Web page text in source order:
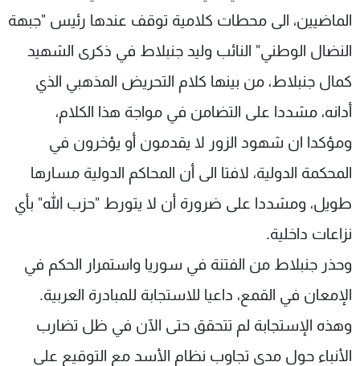
الماضيين، الى محطات كلامية توقف عندها رئيس "جبهة
النضال الوطني" النائب وليد جنبلاط في ذكرى الشهيد
كمال جنبلاط، من بينها كلام التحريض المذهبي الذي
أدانه، مشددا على التضامن في مواجة هذا الكلام،
ومؤكدا ان شهود الزور لا يقدمون أو يؤخرون في
المحكمة الدولية، لافتا الى أن المحاكم الدولية مسارها
طويل، ومشددا على ضرورة أن لا يتورط "حزب الله" بأي
نزاعات داخلية.
وحذر جنبلاط من الفتنة في سوريا واستمرار الحكم في
الإمعان في القمع، داعيا للاستجابة للمبادرة العربية.
وهذه الإستجابة لم تتحقق حتى الآن في ظل تضارب
الأنباء حول مدى تجاوب نظام الأسد مع التوقيع على